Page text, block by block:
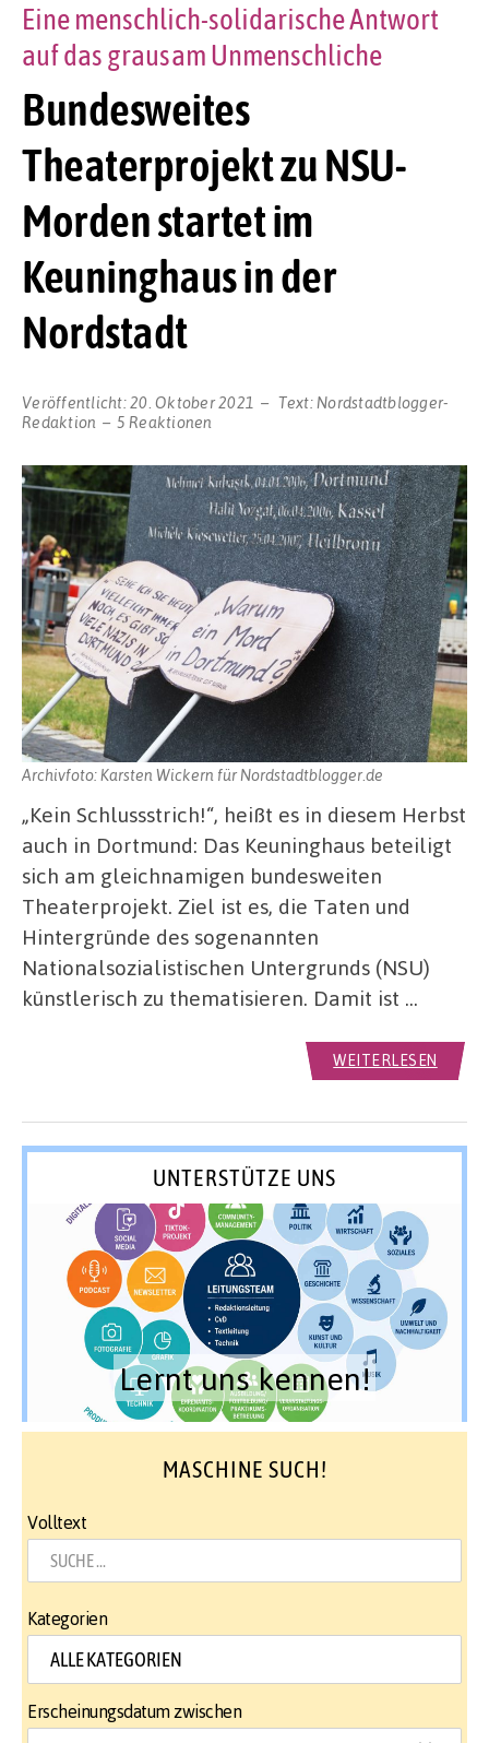
Bundesweites
Theaterprojekt zu NSU-
Morden startet im
Keuninghaus in der
Nordstadt
Eine menschlich-solidarische Antwort
auf das grausam Unmenschliche
Veröffentlicht:20. Oktober 2021 Text: Nordstadtblogger-
Redaktion
5 Reaktionen
Archivfoto: Karsten Wickern für Nordstadtblogger.de
„Kein Schlussstrich!“, heißt es in diesem Herbst
auch in Dortmund: Das Keuninghaus beteiligt
sich am gleichnamigen bundesweiten
Theaterprojekt. Ziel ist es, die Taten und
Hintergründe des sogenannten
Nationalsozialistischen Untergrunds (NSU)
künstlerisch zu thematisieren. Damit ist …
WEITERLESEN
UNTERSTÜTZE UNS
Lernt uns kennen!
MASCHINE SUCH!
Volltext
Kategorien
Erscheinungsdatum zwischen